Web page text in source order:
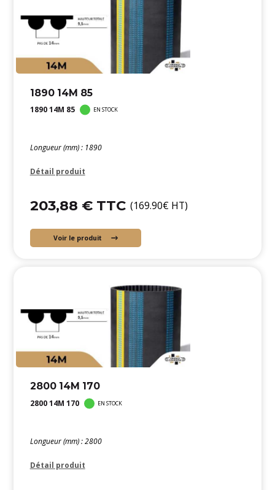
1890 14M 85
1890 14M 85 EN STOCK
Longueur (mm) : 1890
Détail produit
203,88 € TTC (169.90€ HT)
Voir le produit
2800 14M 170
2800 14M 170 EN STOCK
Longueur (mm) : 2800
Détail produit